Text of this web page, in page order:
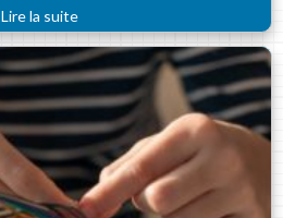
Lire la suite